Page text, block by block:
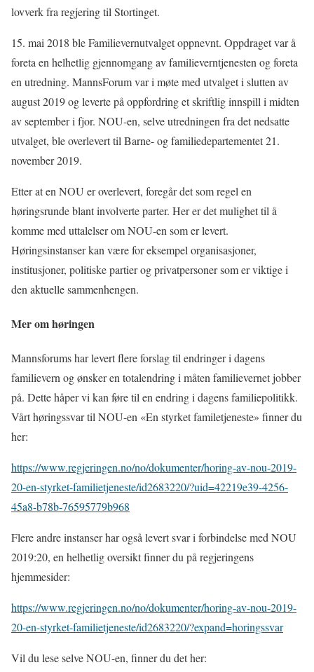
lovverk fra regjering til Stortinget.
15. mai 2018 ble Familievernutvalget oppnevnt. Oppdraget var å
foreta en helhetlig gjennomgang av familieverntjenesten og foreta
en utredning. MannsForum var i møte med utvalget i slutten av
august 2019 og leverte på oppfordring et skriftlig innspill i midten
av september i fjor. NOU-en, selve utredningen fra det nedsatte
utvalget, ble overlevert til Barne- og familiedepartementet 21.
november 2019.
Etter at en NOU er overlevert, foregår det som regel en
høringsrunde blant involverte parter. Her er det mulighet til å
komme med uttalelser om NOU-en som er levert.
Høringsinstanser kan være for eksempel organisasjoner,
institusjoner, politiske partier og privatpersoner som er viktige i
den aktuelle sammenhengen.
Mer om høringen
Mannsforums har levert flere forslag til endringer i dagens
familievern og ønsker en totalendring i måten familievernet jobber
på. Dette håper vi kan føre til en endring i dagens familiepolitikk.
Vårt høringssvar til NOU-en «En styrket familetjeneste» finner du
her:
https://www.regjeringen.no/no/dokumenter/horing-av-nou-2019-
20-en-styrket-familietjeneste/id2683220/?uid=42219e39-4256-
45a8-b78b-76595779b968
Flere andre instanser har også levert svar i forbindelse med NOU
2019:20, en helhetlig oversikt finner du på regjeringens
hjemmesider:
https://www.regjeringen.no/no/dokumenter/horing-av-nou-2019-
20-en-styrket-familietjeneste/id2683220/?expand=horingssvar
Vil du lese selve NOU-en, finner du det her: